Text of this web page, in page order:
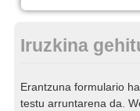
Iruzkina
Erantzuna formulario
testu arruntarena da.